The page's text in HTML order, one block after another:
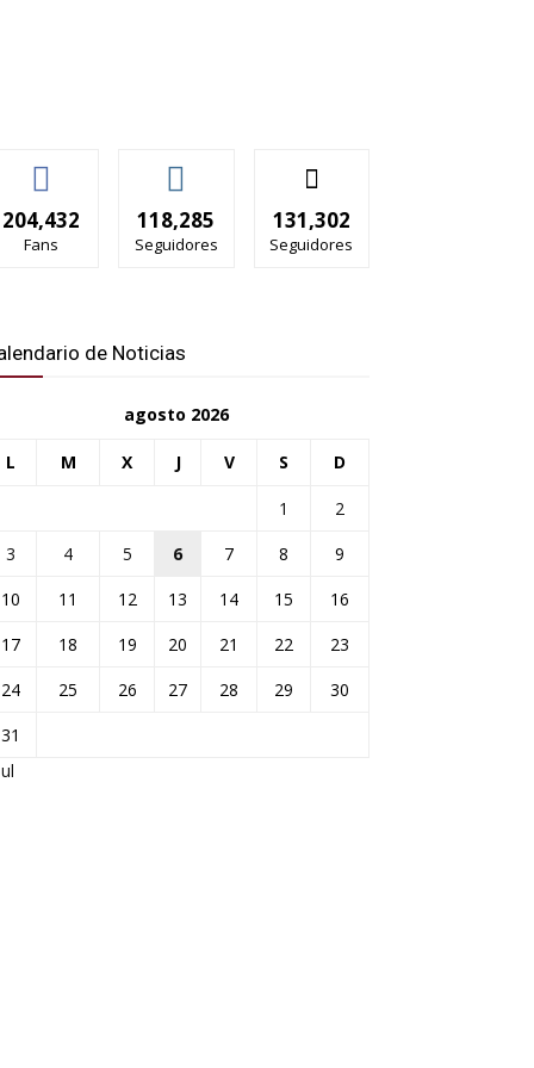
204,432
Fans
118,285
Seguidores
131,302
Seguidores
de Noticias
agosto 2026
L M X J V S D
1
2
3
4 5 6 7 8
9
10
11 12 13 14 15
16
17
18 19 20 21 22
23
24
25 26 27 28 29
30
31